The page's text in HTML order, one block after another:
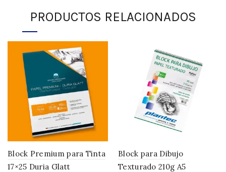
PRODUCTOS RELACIONADOS
Block Premium para Tinta
17×25 Duria Glatt
Block para Dibujo
Texturado 210g A5